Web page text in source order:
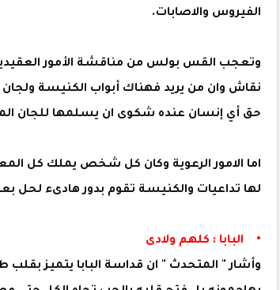
الفيروس والاصابات.
وتعجب القس بولس من مناقشة الأمور
نقاش وان من يريد فهناك أبواب الكنيسة
حق أي إنسان عنده شكوى ان يسلمها للجان
اما الامور الرعوية وكان كل شخص يملك كل
لها تداعيات والكنيسة تقوم بدور هادىء لحل
• البابا : كلهم ولادى
وأشار " المتحدث " ان قداسة البابا يتميز بقلب